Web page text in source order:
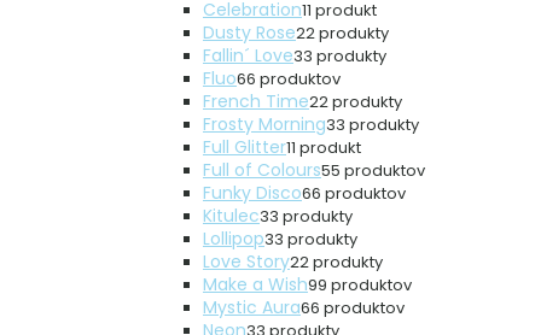
Celebration11 produkt
Dusty Rose22 produkty
Fallin´ Love33 produkty
Fluo66 produktov
French Time22 produkty
Frosty Morning33 produkty
Full Glitter11 produkt
Full of Colours55 produktov
Funky Disco66 produktov
Kitulec33 produkty
Lollipop33 produkty
Love Story22 produkty
Make a Wish99 produktov
Mystic Aura66 produktov